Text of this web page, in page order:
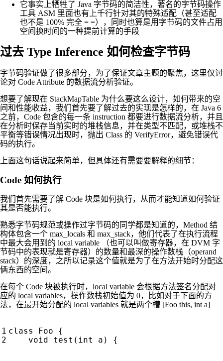
它事实上牺牲了 Java 字节码的简洁性，著名的字节码操作
工具 ASM 里面也有上千行针对其的特殊适配（甚至适配
也不是 100% 完全 = =），同时也算是用字节码的文件占用
空间换时间的一种提前计算的手段
过去 Type Inference 如何检查字节码
字节码验证做了很多部分，为了保证文章主题的聚焦，这里仅讨
论对 Code Attribute 的数据流分析验证。
想要了解现在 StackMapTable 为什么要这么设计，如何带来的空
间和性能收益，我们首先要了解过去的实现是怎样的，在 Java 6
之前，Code 包含的每一条 instruction 都要进行数据流分析，并且
在分析时保存当前实时的堆栈信息，并在类型不匹配，或堆栈不
平衡等错误情况出现时，抛出 Class 的 VerifyError，避免错误代
码的执行。
上面这句话说起来简单，但具体还有需要要解释的细节：
Code 如何执行
我们首先需要了解 Code 块是如何执行，从而才能知道如何验证
其是否能执行。
熟悉字节码规范或操作过字节码的同学都是知道的，Method 结
构体包含一个 max_locals 和 max_stack，他们代表了在执行流程
中最大会用到的 local variable （也可以叫做寄存器，在 DVM 字
节码中的表现就是寄存器）的数量和最深的操作数栈（operand
stack）的深度，之所以记录这个值就是为了在方法开始时分配这
俩东西的空间。
在每个 Code 块被执行时，local variable 会根据方法签名分配对
应的 local variables，操作数栈初始值为 0，比如对于下面的方
法，在最开始分配的 local variables 就是两个槽 [Foo this, int a]
class Foo
{
void
test ( int a ) {